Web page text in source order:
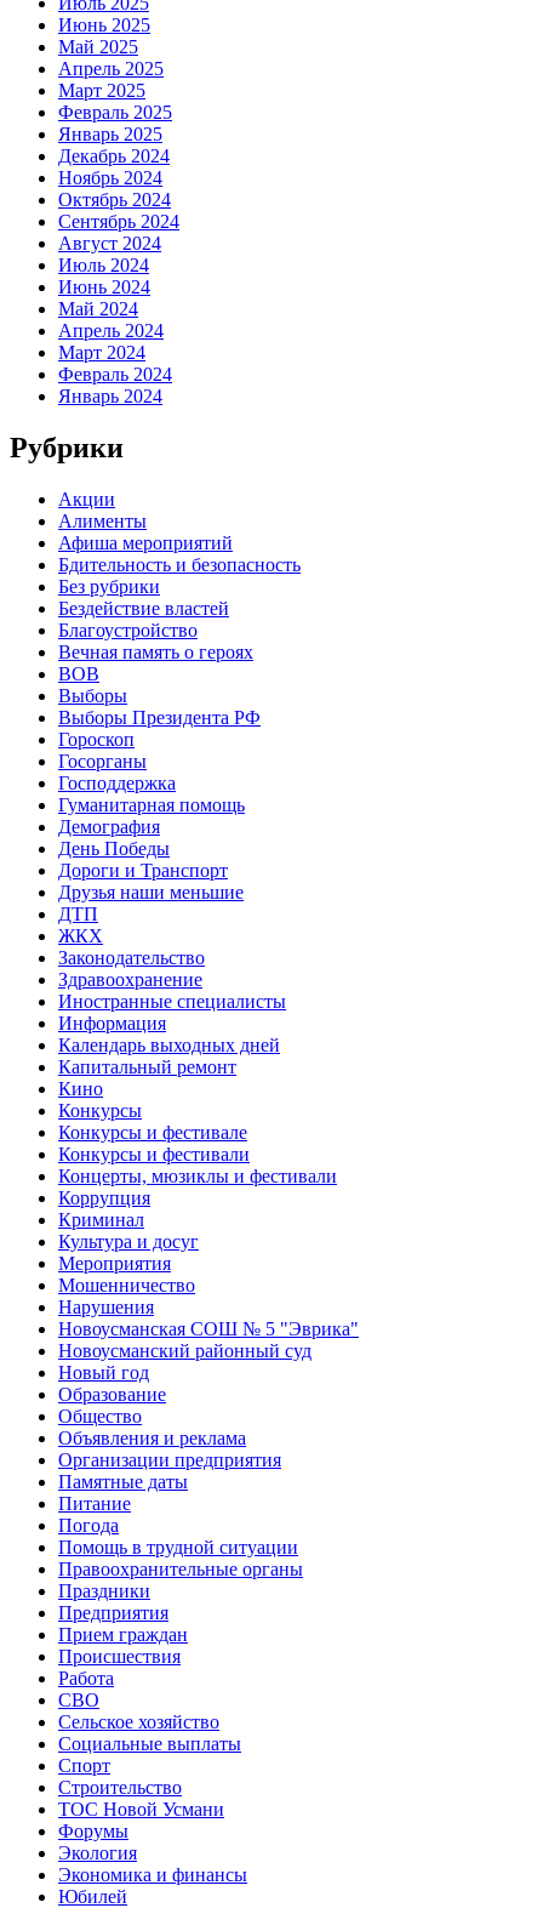
Июнь 2025
Май 2025
Апрель 2025
Март 2025
Февраль 2025
Январь 2025
Декабрь 2024
Ноябрь 2024
Октябрь 2024
Сентябрь 2024
Август 2024
Июль 2024
Июнь 2024
Май 2024
Апрель 2024
Март 2024
Февраль 2024
Январь 2024
Рубрики
Акции
Алименты
Афиша мероприятий
Бдительность и безопасность
Без рубрики
Бездействие властей
Благоустройство
Вечная память о героях
ВОВ
Выборы
Выборы Президента РФ
Гороскоп
Госорганы
Господдержка
Гуманитарная помощь
Демография
День Победы
Дороги и Транспорт
Друзья наши меньшие
ДТП
ЖКХ
Законодательство
Здравоохранение
Иностранные специалисты
Информация
Календарь выходных дней
Капитальный ремонт
Кино
Конкурсы
Конкурсы и фестивале
Конкурсы и фестивали
Концерты, мюзиклы и фестивали
Коррупция
Криминал
Культура и досуг
Мероприятия
Мошенничество
Нарушения
Новоусманская СОШ № 5 "Эврика"
Новоусманский районный суд
Новый год
Образование
Общество
Объявления и реклама
Организации предприятия
Памятные даты
Питание
Погода
Помощь в трудной ситуации
Правоохранительные органы
Праздники
Предприятия
Прием граждан
Происшествия
Работа
СВО
Сельское хозяйство
Социальные выплаты
Спорт
Строительство
ТОС Новой Усмани
Форумы
Экология
Экономика и финансы
Юбилей